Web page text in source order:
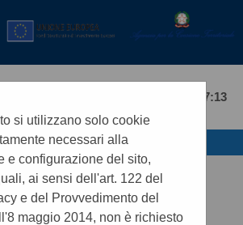
06/08/2026 07:13
» Accesso area riservata
si utilizzano solo cookie
necessari alla
e configurazione del sito,
ai sensi dell'art. 122 del
e del Provvedimento del
maggio 2014, non è richiesto
UTILIZZO DELL'AREA